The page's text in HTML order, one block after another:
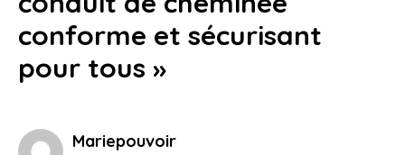
conforme et sécurisant
pour tous »
Mariepouvoir